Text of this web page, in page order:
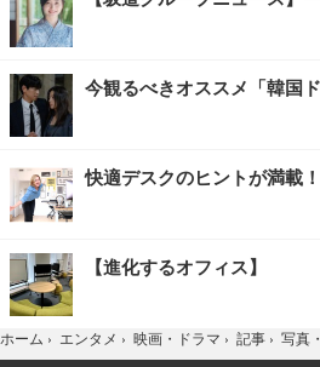
今観るべきオススメ「韓国ド
快適デスクのヒントが満載
【進化するオフィス】
ホーム › エンタメ › 映画・ドラマ › 記事 › 写真